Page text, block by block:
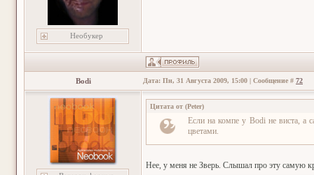
Необукер
Bodi Дата: Пн, 31 Августа 2009, 15:00 | Сообщение # 72
Цитата от (Peter)
Если на компе у Bodi не виста, а
цветами.
Нее, у меня не Зверь. Слышал про эту самую